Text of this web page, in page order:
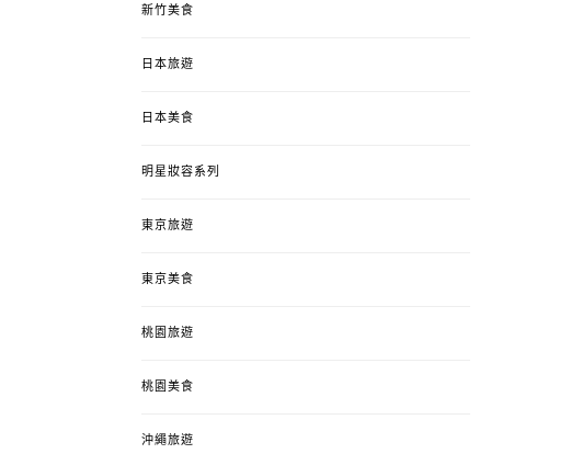
新竹美食
日本旅遊
日本美食
明星妝容系列
東京旅遊
東京美食
桃園旅遊
桃園美食
沖繩旅遊